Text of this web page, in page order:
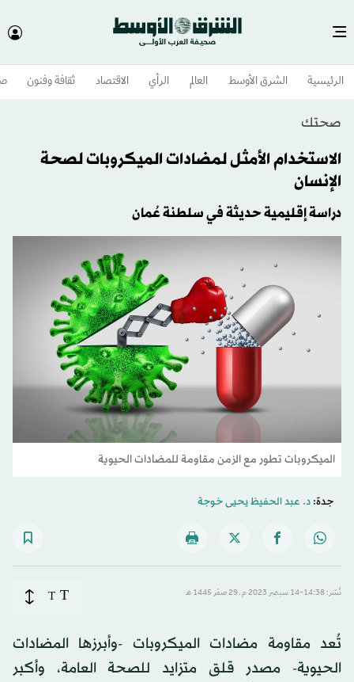
الرئيسية الشرق الأوسط​ العالم الرأي الاقتصاد ثقافة وفنون
صحتك
الاستخدام الأمثل لمضادات الميكروبات لصحة
الإنسان
دراسة إقليمية حديثة في سلطنة عُمان
الميكروبات تطور مع الزمن مقاومة للمضادات الحيوية
جدة:د. عبد الحفيظ يحيى خوجة
نُشر: 14:38-14 سبتمبر 2023 م ـ 29 صفَر 1445 هـ T
T
تُعد مقاومة مضادات الميكروبات -وأبرزها المضادات
الحيوية- مصدر قلق متزايد للصحة العامة، وأكبر